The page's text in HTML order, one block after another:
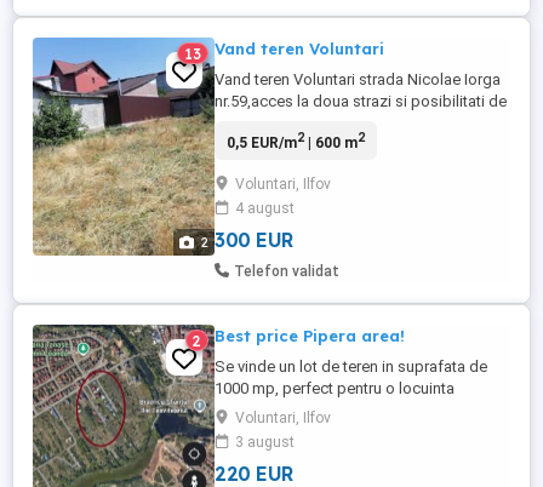
2
13 Vand teren Voluntari
Vand teren Voluntari strada Nicolae Iorga
nr.59,acces la doua strazi si posibilitati de
mp(negociabil). Dimensiunea este de 600
0,5 EUR/m2| 600 m2
Voluntari, Ilfov
4 august
300 EUR
Telefon validat
2 Best price Pipera area!
Se vinde un lot de teren in suprafata de
1000 mp, perfect pentru o locuinta
unifamiliala sau pentru o partajare
ulterioara.. Are deschidere de 40 metri,
vecini si cel mai important, multa liniste.
Amplasare zona strada Campul Pipera.
Voluntari, Ilfov
3 august
220 EUR